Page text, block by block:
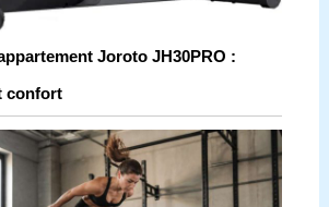
Joroto JH30PRO :
confort